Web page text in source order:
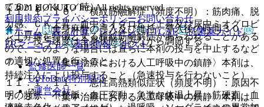
１１．１．１０． 横紋筋融解症（頻度不明）：筋肉痛、脱
力感、ＣＫ上昇、血中ミオグロビン上昇及び尿中ミオグロビ
ン上昇等を特徴とする横紋筋融解症があらわれることがある
ので、このような場合には直ちに本剤の投与を中止するなど
の適切な処置を行うこと。
１１．１．１１． 悪性高熱類似症状（頻度不明）：原因不
明の頻脈、不整脈・血圧変動、急激な体温上昇、筋硬直、血
て６ｍｇ／ｋｇ／時）。
４）． 〈全身麻酔の導入及び維持〉導入後の時間３０
分〜：投与速度は全身状態をみながら調節する。
７．２． 〈集中治療における人工呼吸中の鎮静〉本剤は、
持続注入により投与すること（急速投与を行わないこと）。
７．３． 〈集中治療における人工呼吸中の鎮静〉本剤は、
© 2021 HOKUTO Inc. All rights reserved.
利用規約プライバシーポリシーお問い合わせ
ホーム
表・計算 レジメン CTCAE
抗菌薬ガイド
ERマニュアル
薬剤情報 ポスト
監修医師一覧
UpToDate特別割引
運営会社